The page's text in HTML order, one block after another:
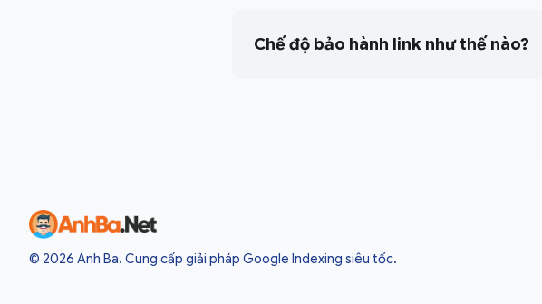
Chế độ bảo hành link như thế nào?
Anh Ba — về đầu trang
© 2026 Anh Ba. Cung cấp giải pháp Google Indexing siêu tốc.